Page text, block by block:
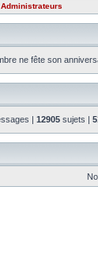
Administrateurs
ne fête son
| 12905 sujets |